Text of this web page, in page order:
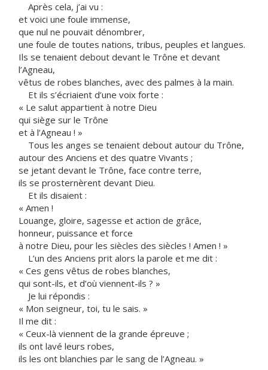
Après cela, j’ai vu :
et voici une foule immense,
que nul ne pouvait dénombrer,
une foule de toutes nations, tribus, peuples et langues.
Ils se tenaient debout devant le Trône et devant
l’Agneau,
vêtus de robes blanches, avec des palmes à la main.
Et ils s’écriaient d’une voix forte :
« Le salut appartient à notre Dieu
qui siège sur le Trône
et à l’Agneau ! »
Tous les anges se tenaient debout autour du Trône,
autour des Anciens et des quatre Vivants ;
se jetant devant le Trône, face contre terre,
ils se prosternèrent devant Dieu.
Et ils disaient :
« Amen !
Louange, gloire, sagesse et action de grâce,
honneur, puissance et force
à notre Dieu, pour les siècles des siècles ! Amen ! »
L’un des Anciens prit alors la parole et me dit :
« Ces gens vêtus de robes blanches,
qui sont-ils, et d’où viennent-ils ? »
Je lui répondis :
« Mon seigneur, toi, tu le sais. »
Il me dit :
« Ceux-là viennent de la grande épreuve ;
ils ont lavé leurs robes,
ils les ont blanchies par le sang de l’Agneau. »